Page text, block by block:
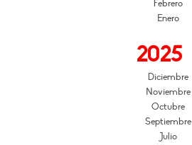
Febrero
Enero
2025
Diciembre
Noviembre
Octubre
Septiembre
Julio